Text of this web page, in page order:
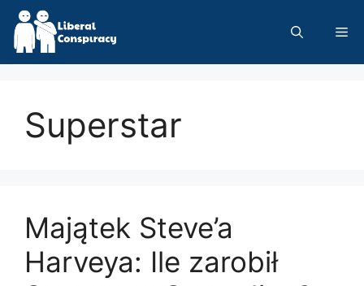
Skip
content
Superstar
Majątek Steve’a
Harveya: Ile zarobił